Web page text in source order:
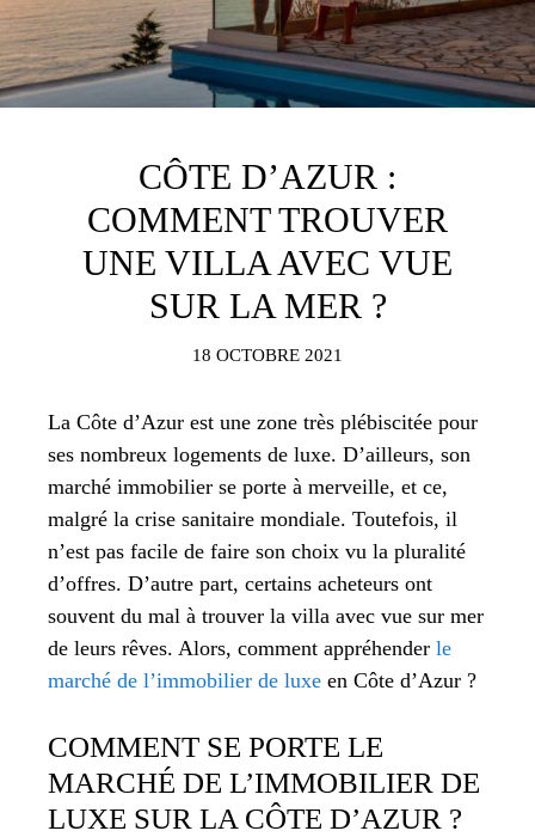
CÔTE D’AZUR :
COMMENT TROUVER
UNE VILLA AVEC VUE
SUR LA MER ?
18 OCTOBRE 2021
La Côte d’Azur est une zone très plébiscitée pour
ses nombreux logements de luxe. D’ailleurs, son
marché immobilier se porte à merveille, et ce,
malgré la crise sanitaire mondiale. Toutefois, il
n’est pas facile de faire son choix vu la pluralité
d’offres. D’autre part, certains acheteurs ont
souvent du mal à trouver la villa avec vue sur mer
de leurs rêves. Alors, comment appréhender le
marché de l’immobilier de luxe en Côte d’Azur ?
COMMENT SE PORTE LE
MARCHÉ DE L’IMMOBILIER DE
LUXE SUR LA CÔTE D’AZUR ?